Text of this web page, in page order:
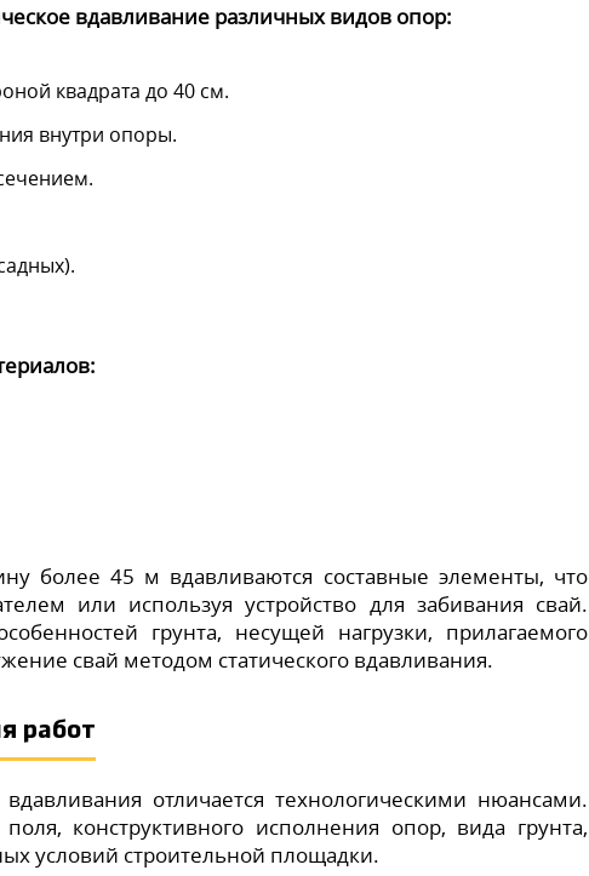
вдавливание различных видов опор:
квадрата до 40 см.
внутри опоры.
более 45 м вдавливаются составные элементы, что
или используя устройство для забивания свай.
грунта, несущей нагрузки, прилагаемого
свай методом статического вдавливания.
работ
отличается технологическими нюансами.
конструктивного исполнения опор, вида грунта,
условий строительной площадки.